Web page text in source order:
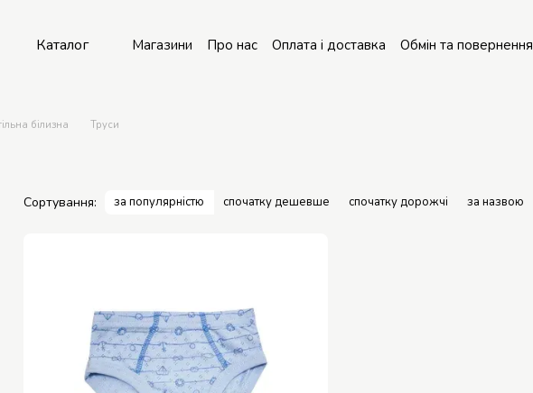
Каталог Магазини Про нас Оплата і доставка Обмін та повернення
білизна Труси
Сортування: за популярністю спочатку дешевше спочатку дорожчі за назвою